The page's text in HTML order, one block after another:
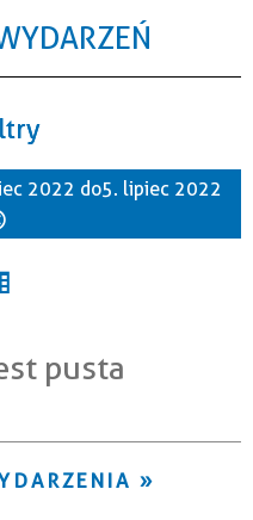
2022 do 5. lipiec 2022
pusta